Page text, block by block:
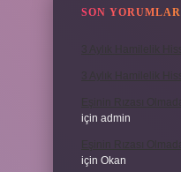
SON YORUMLAR
için admin
için Okan